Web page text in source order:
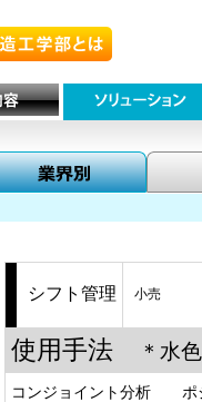
シフト管理 小売
使用手法 ＊水
コンジョイント分析